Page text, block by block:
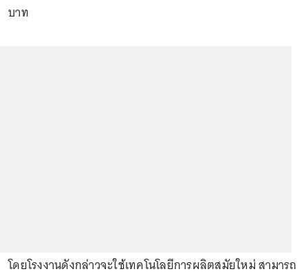
บาท
โดยโรงงานดังกล่าวจะใช้เทคโนโลยีการผลิตสมัยใหม่ สามารถ